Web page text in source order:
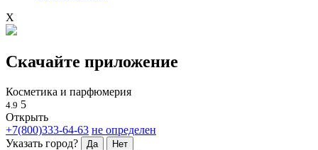
X
Скачайте приложение
Косметика и парфюмерия
4.9 5
Открыть
+7(800)333-64-63 не определен
Указать город?
Да Нет